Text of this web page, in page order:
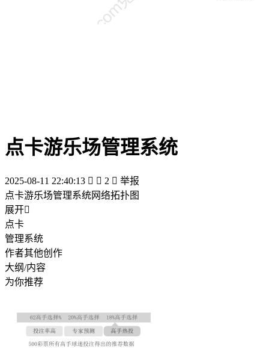
点卡游乐场管理系统
2025-08-11 22:40:13   2  举报
点卡游乐场管理系统网络拓扑图
展开
点卡
管理系统
作者其他创作
大纲/内容
为你推荐